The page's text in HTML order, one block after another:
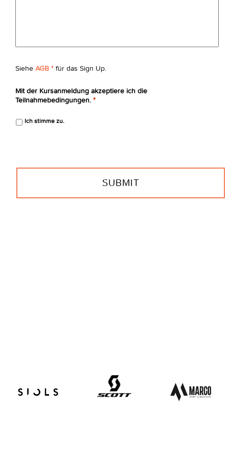
Siehe AGB * für das Sign Up.
Mit der Kursanmeldung akzeptiere ich die
Teilnahmebedingungen. *
Ich stimme zu.